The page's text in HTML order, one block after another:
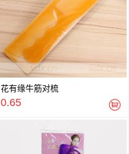
花有缘牛筋对梳
0.65